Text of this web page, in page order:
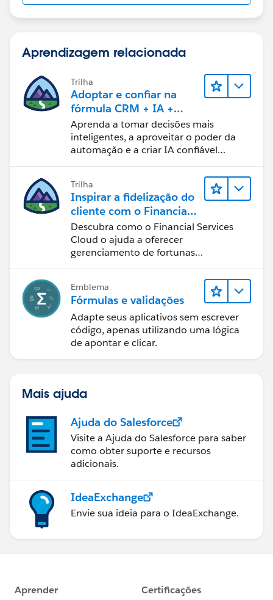
Aprendizagem relacionada
Trilha
Adoptar e confiar na
fórmula CRM + IA +
dados
Aprenda a tomar decisões mais
inteligentes, a aproveitar o poder da
automação e a criar IA confiável
mais populares da Salesforce.
Trilha
Inspirar a fidelização do
cliente com o Financial
Services Cloud
Descubra como o Financial Services
Cloud o ajuda a oferecer
gerenciamento de fortunas
Emblema
Fórmulas e validações
Adapte seus aplicativos sem escrever
código, apenas utilizando uma lógica
de apontar e clicar.
Mais ajuda
Ajuda do Salesforce
Visite a Ajuda do Salesforce para saber
como obter suporte e recursos
adicionais.
IdeaExchange
Envie sua ideia para o IdeaExchange.